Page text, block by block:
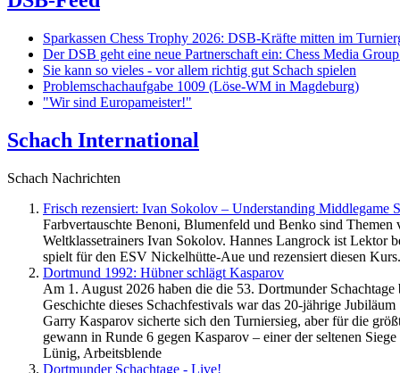
Sparkassen Chess Trophy 2026: DSB-Kräfte mitten im
Der DSB geht eine neue Partnerschaft ein: Chess Media
Sie kann so vieles - vor allem richtig gut Schach spielen
Problemschachaufgabe 1009 (Löse-WM in Magdeburg)
"Wir sind Europameister!"
Schach International
Schach Nachrichten
Frisch rezensiert: Ivan Sokolov – Understanding Middlegame
Farbvertauschte Benoni, Blumenfeld und Benko sind
Weltklassetrainers Ivan Sokolov. Hannes Langrock ist Lektor
spielt für den ESV Nickelhütte-Aue und rezensiert diesen
Dortmund 1992: Hübner schlägt Kasparov
Am 1. August 2026 haben die die 53. Dortmunder
Geschichte dieses Schachfestivals war das 20-jährige
Garry Kasparov sicherte sich den Turniersieg, aber für die
gewann in Runde 6 gegen Kasparov – einer der seltenen
Lünig, Arbeitsblende
Dortmunder Schachtage - Live!